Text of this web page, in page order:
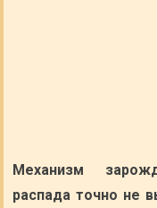
Механизм
распада точно не